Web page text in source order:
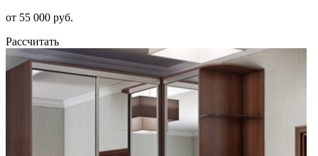
от 55 000 руб.
Рассчитать